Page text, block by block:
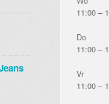
11:00 –
Do
11:00 –
Vr
11:00 –